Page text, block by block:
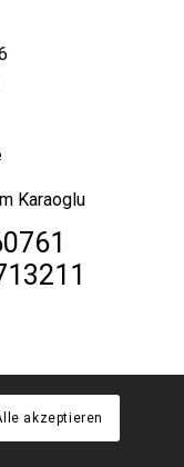
Karaoglu
akzeptieren